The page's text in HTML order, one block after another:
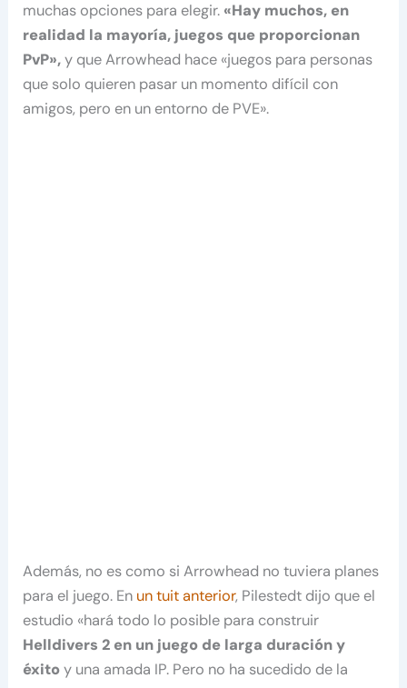
muchas opciones para elegir. «Hay muchos, en
realidad la mayoría, juegos que proporcionan
PvP»,y que Arrowhead hace «juegos para personas
que solo quieren pasar un momento difícil con
amigos, pero en un entorno de PVE».
Además, no es como si Arrowhead no tuviera planes
para el juego. En un tuit anterior, Pilestedt dijo que el
estudio «hará todo lo posible para construir
Helldivers 2 en un juego de larga duración y
éxitoy una amada IP. Pero no ha sucedido de la